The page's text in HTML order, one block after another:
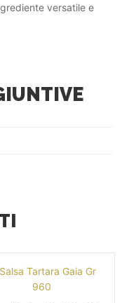
versatile e